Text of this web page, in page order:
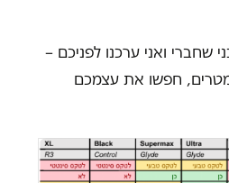
ואני ערכנו לפניכם –
חפשו את עצמכם